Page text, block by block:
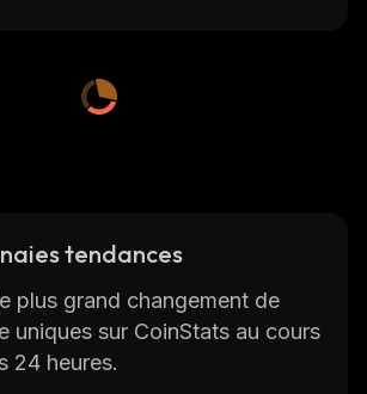
tendances
plus grand changement de
uniques sur CoinStats au cours
24 heures.